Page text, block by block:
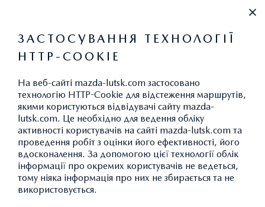
НОВИНИ ТА ПОДІЇ
JINBA ITTAI –
ЄДНІСТЬ ВОДІЯ ТА
АВТОМОБІЛЯ
ЗАСТОСУВАННЯ ТЕХНОЛОГІЇ
HTTP-COOKIE
На веб-сайті mazda-lutsk.com застосовано
технологію HTTP-Cookie для відстеження маршрутів,
якими користуються відвідувачі сайту mazda-
lutsk.com. Це необхідно для ведення обліку
активності користувачів на сайті mazda-lutsk.com та
проведення робіт з оцінки його ефективності, його
вдосконалення. За допомогою цієї технології облік
інформації про окремих користувачів не ведеться,
тому ніяка інформація про них не збирається та не
використовується.